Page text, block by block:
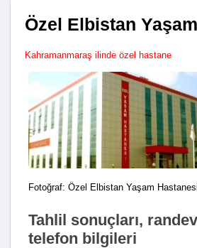
Özel Elbistan
Kahramanmaraş ilinde özel hastane
Fotoğraf: Özel Elbistan Yaşam Hastanesi
Tahlil sonuçları,
telefon bilgileri